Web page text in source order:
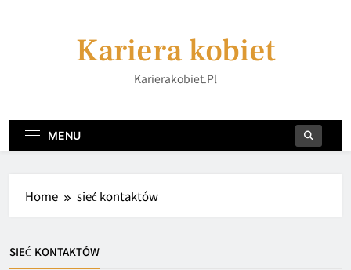
Kariera kobiet
Karierakobiet.pl
MENU
Home sieć kontaktów
SIEĆ KONTAKTÓW